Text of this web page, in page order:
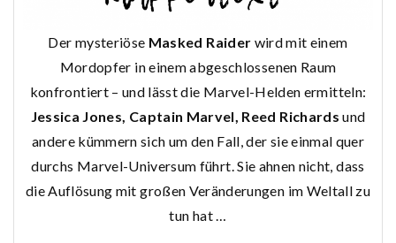
Der mysteriöse Masked Raider wird mit einem
Mordopfer in einem abgeschlossenen Raum
konfrontiert – und lässt die Marvel-Helden ermitteln:
Jessica Jones, Captain Marvel, Reed Richards und
andere kümmern sich um den Fall, der sie einmal quer
durchs Marvel-Universum führt. Sie ahnen nicht, dass
die Auflösung mit großen Veränderungen im Weltall zu
tun hat …